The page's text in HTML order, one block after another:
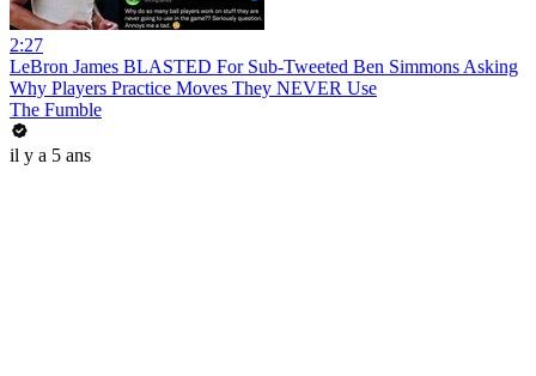
2:27
LeBron James BLASTED For Sub-Tweeted Ben Simmons Asking
Why Players Practice Moves They NEVER Use
The Fumble
il y a 5 ans